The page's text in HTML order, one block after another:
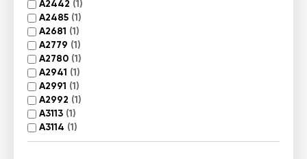
A2442 (1)
A2485 (1)
A2681 (1)
A2779 (1)
A2780 (1)
A2941 (1)
A2991 (1)
A2992 (1)
A3113 (1)
A3114 (1)